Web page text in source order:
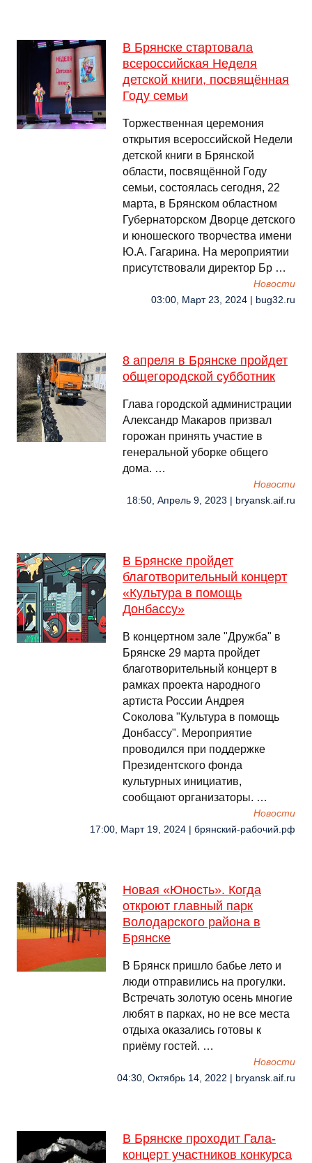
В Брянске стартовала
всероссийская Неделя
детской книги, посвящённая
Году семьи
Торжественная церемония
открытия всероссийской Недели
детской книги в Брянской
области, посвящённой Году
семьи, состоялась сегодня, 22
марта, в Брянском областном
Губернаторском Дворце детского
и юношеского творчества имени
Ю.А. Гагарина. На мероприятии
присутствовали директор Бр …
Новости
03:00, Март 23, 2024 | bug32.ru
8 апреля в Брянске пройдет
общегородской субботник
Глава городской администрации
Александр Макаров призвал
горожан принять участие в
генеральной уборке общего
дома. …
Новости
18:50, Апрель 9, 2023 | bryansk.aif.ru
В Брянске пройдет
благотворительный концерт
«Культура в помощь
Донбассу»
В концертном зале "Дружба" в
Брянске 29 марта пройдет
благотворительный концерт в
рамках проекта народного
артиста России Андрея
Соколова "Культура в помощь
Донбассу". Мероприятие
проводился при поддержке
Президентского фонда
культурных инициатив,
сообщают организаторы. …
Новости
17:00, Март 19, 2024 | брянский-рабочий.рф
Новая «Юность». Когда
откроют главный парк
Володарского района в
Брянске
В Брянск пришло бабье лето и
люди отправились на прогулки.
Встречать золотую осень многие
любят в парках, но не все места
отдыха оказались готовы к
приёму гостей. …
Новости
04:30, Октябрь 14, 2022 | bryansk.aif.ru
В Брянске проходит Гала-
концерт участников конкурса